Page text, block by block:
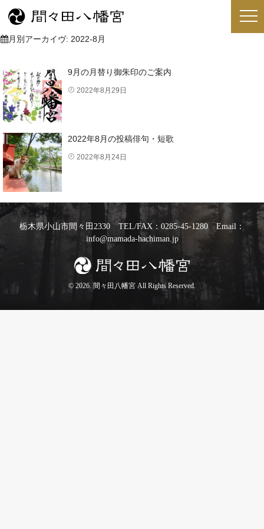
月別アーカイヴ: 2022-8月
9月の月替り御朱印のご案内
2022年8月29日
2022年8月の投稿俳句・短歌
2022年8月24日
栃木県小山市間々田2330 TEL/FAX：0285-45-1280 Email：
info@mamada-hachiman.jp
© 2026. 間々田八幡宮 All Rights Reserved.